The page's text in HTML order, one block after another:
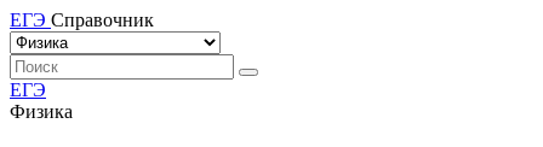
ЕГЭ Справочник
ЕГЭ
Физика